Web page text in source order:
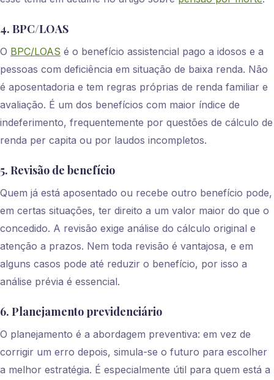
4. BPC/LOAS
O BPC/LOAS é o benefício assistencial pago a idosos e a
pessoas com deficiência em situação de baixa renda. Não
é aposentadoria e tem regras próprias de renda familiar e
avaliação. É um dos benefícios com maior índice de
indeferimento, frequentemente por questões de cálculo de
renda per capita ou por laudos incompletos.
5. Revisão de benefício
Quem já está aposentado ou recebe outro benefício pode,
em certas situações, ter direito a um valor maior do que o
concedido. A revisão exige análise do cálculo original e
atenção a prazos. Nem toda revisão é vantajosa, e em
alguns casos pode até reduzir o benefício, por isso a
análise prévia é essencial.
6. Planejamento previdenciário
O planejamento é a abordagem preventiva: em vez de
corrigir um erro depois, simula-se o futuro para escolher
a melhor estratégia. É especialmente útil para quem está a